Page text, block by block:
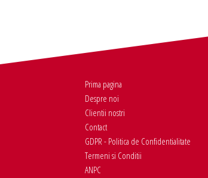
Prima pagina
Despre noi
Clientii nostri
Contact
GDPR - Politica de Confidentialitate
Termeni si Conditii
ANPC